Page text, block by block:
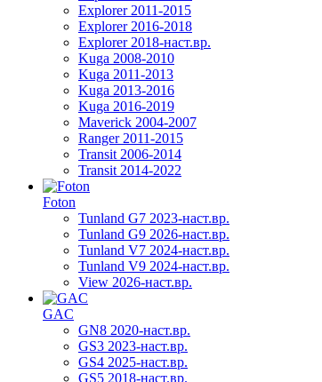
Explorer 2011-2015
Explorer 2016-2018
Explorer 2018-наст.вр.
Kuga 2008-2010
Kuga 2011-2013
Kuga 2013-2016
Kuga 2016-2019
Maverick 2004-2007
Ranger 2011-2015
Transit 2006-2014
Transit 2014-2022
Foton
Tunland G7 2023-наст.вр.
Tunland G9 2026-наст.вр.
Tunland V7 2024-наст.вр.
Tunland V9 2024-наст.вр.
View 2026-наст.вр.
GAC
GN8 2020-наст.вр.
GS3 2023-наст.вр.
GS4 2025-наст.вр.
GS5 2018-наст.вр.